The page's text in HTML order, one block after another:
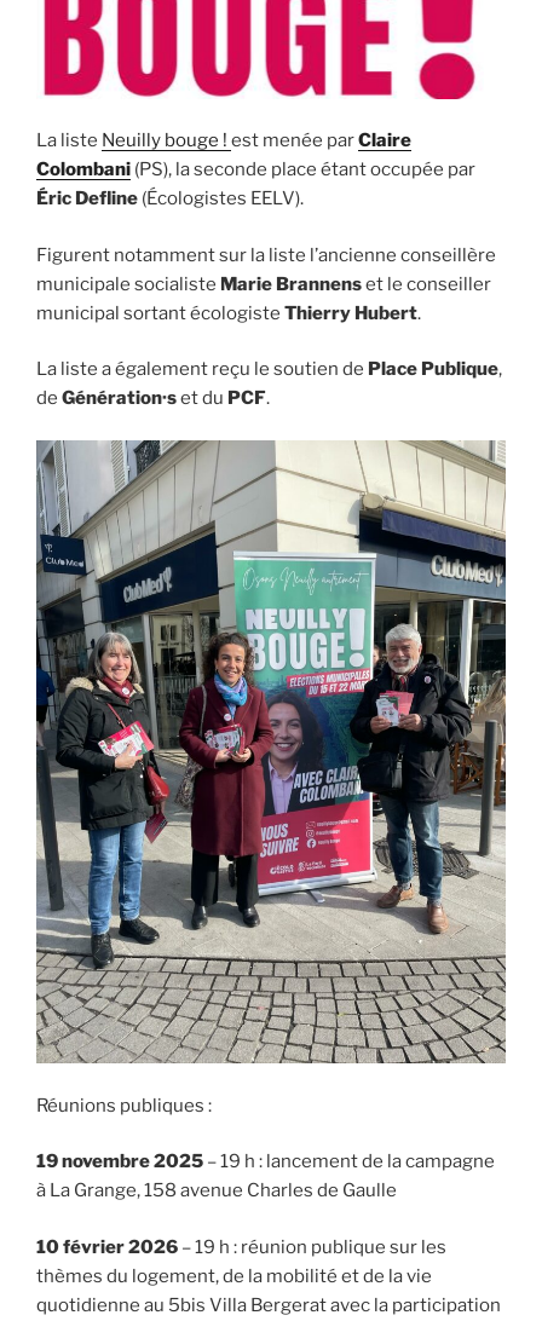
La liste Neuilly bouge ! est menée parClaire
Colombani (PS), la seconde place étant occupée par
Éric Defline (Écologistes EELV).
Figurent notamment sur la liste l’ancienne conseillère
municipale socialiste Marie Brannenset le conseiller
municipal sortant écologiste Thierry Hubert.
La liste a également reçu le soutien de Place Publique,
de Génération·set du PCF.
Réunions publiques :
19 novembre 2025 – 19 h : lancement de la campagne
à La Grange, 158 avenue Charles de Gaulle
10 février 2026 – 19 h : réunion publique sur les
thèmes du logement, de la mobilité et de la vie
quotidienne au 5bis Villa Bergerat avec la participation